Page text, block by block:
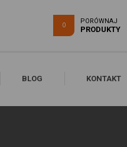
0
PORÓWNAJ
PRODUKTY
BLOG KONTAKT